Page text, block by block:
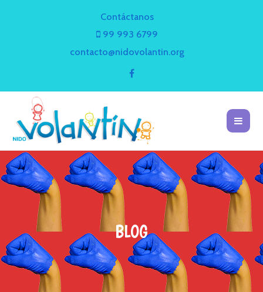
Contáctanos
99 993 6799
contacto@nidovolantin.org
BLOG